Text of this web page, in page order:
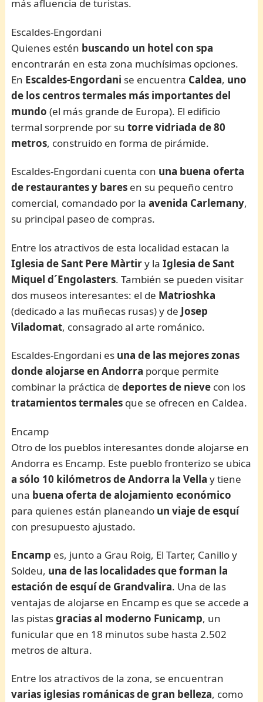
más afluencia de turistas.
Escaldes-Engordani
Quienes estén buscando un hotel con spa
encontrarán en esta zona muchísimas opciones.
En Escaldes-Engordani se encuentra Caldea, uno
de loscentros termales más importantes del
mundo (el más grande de Europa). El edificio
termal sorprende por sutorre vidriada de 80
metros, construido en forma de pirámide.
Escaldes-Engordani cuenta con una buena oferta
de restaurantes y bares en su pequeño centro
comercial, comandado por laavenida Carlemany,
su principal paseo de compras.
Entre los atractivos de esta localidad estacan la
Iglesia de Sant Pere Màrtiry laIglesia de Sant
Miquel d´Engolasters. También se pueden visitar
dos museos interesantes: el de Matrioshka
(dedicado a las muñecas rusas) y de Josep
Viladomat, consagrado al arte románico.
Escaldes-Engordani es una de las mejores zonas
donde alojarse en Andorra porque permite
combinar la práctica dedeportes de nieve con los
tratamientos termales que se ofrecen en Caldea.
Encamp
Otro de los pueblos interesantes donde alojarse en
Andorra es Encamp. Este pueblo fronterizo se ubica
a sólo 10 kilómetros de Andorra la Vella y tiene
una buena oferta de alojamiento económico
para quienes están planeando un viaje de esquí
con presupuesto ajustado.
Encamp es, junto a Grau Roig, El Tarter, Canillo y
Soldeu, una de las localidades que forman la
estación de esquí de Grandvalira. Una de las
ventajas de alojarse en Encamp es que se accede a
las pistasgracias al moderno Funicamp, un
funicular que en 18 minutos sube hasta 2.502
metros de altura.
Entre los atractivos de la zona, se encuentran
varias iglesias románicas de gran belleza, como